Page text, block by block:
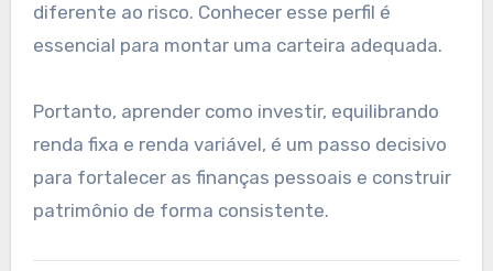
diferente ao risco. Conhecer esse perfil é
essencial para montar uma carteira adequada.
Portanto, aprender como investir, equilibrando
renda fixa e renda variável, é um passo decisivo
para fortalecer as finanças pessoais e construir
patrimônio de forma consistente.